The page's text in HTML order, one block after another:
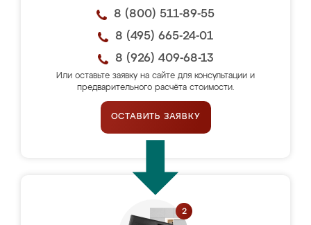
8 (800) 511-89-55
8 (495) 665-24-01
8 (926) 409-68-13
Или оставьте заявку на сайте для консультации и
предварительного расчёта стоимости.
ОСТАВИТЬ ЗАЯВКУ